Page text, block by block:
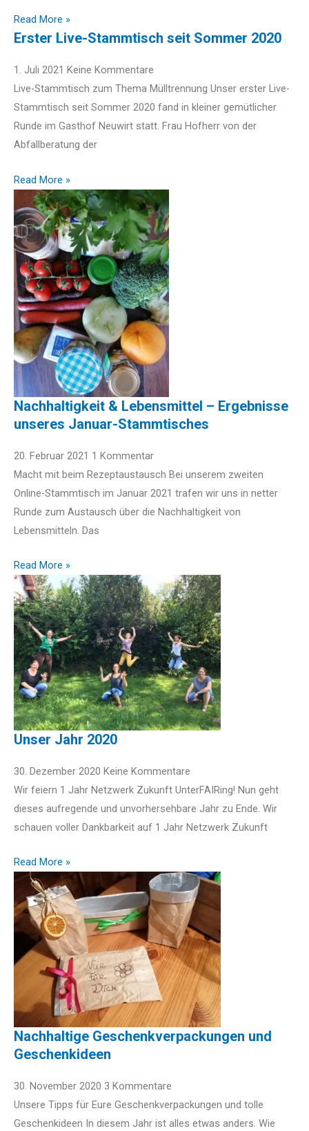
Read More »
Erster Live-Stammtisch seit Sommer 2020
1. Juli 2021 Keine Kommentare
Live-Stammtisch zum Thema Mülltrennung Unser erster Live-
Stammtisch seit Sommer 2020 fand in kleiner gemütlicher
Runde im Gasthof Neuwirt statt. Frau Hofherr von der
Abfallberatung der
Read More »
Nachhaltigkeit & Lebensmittel – Ergebnisse
unseres Januar-Stammtisches
20. Februar 2021 1 Kommentar
Macht mit beim Rezeptaustausch Bei unserem zweiten
Online-Stammtisch im Januar 2021 trafen wir uns in netter
Runde zum Austausch über die Nachhaltigkeit von
Lebensmitteln. Das
Read More »
Unser Jahr 2020
30. Dezember 2020 Keine Kommentare
Wir feiern 1 Jahr Netzwerk Zukunft UnterFAIRing! Nun geht
dieses aufregende und unvorhersehbare Jahr zu Ende. Wir
schauen voller Dankbarkeit auf 1 Jahr Netzwerk Zukunft
Read More »
Nachhaltige Geschenkverpackungen und
Geschenkideen
30. November 2020 3 Kommentare
Unsere Tipps für Eure Geschenkverpackungen und tolle
Geschenkideen In diesem Jahr ist alles etwas anders. Wie